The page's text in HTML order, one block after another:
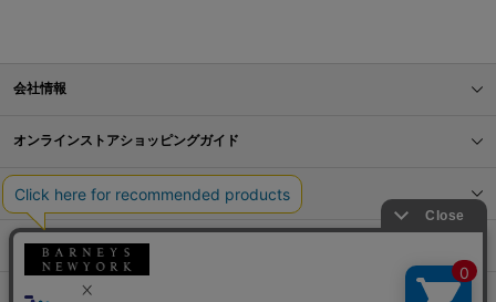
会社情報
オンラインストアショッピングガイド
店舗情報
サービス